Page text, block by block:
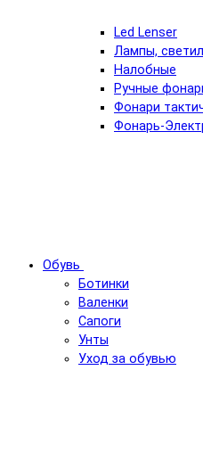
Led Lenser
Лампы,
Налобные
Ручные
Фонари
Фонарь-
Обувь
Ботинки
Валенки
Сапоги
Унты
Уход за обувью